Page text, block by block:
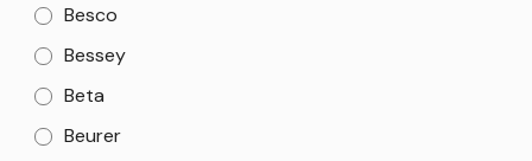
Besco
Bessey
Beta
Beurer